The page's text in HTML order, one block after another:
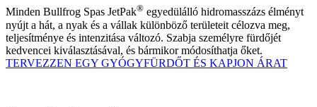
Minden Bullfrog Spas JetPak® egyedülálló hidromasszázs élményt
nyújt a hát, a nyak és a vállak különböző területeit célozva meg,
teljesítménye és intenzitása változó. Szabja személyre fürdőjét
kedvencei kiválasztásával, és bármikor módosíthatja őket.
TERVEZZEN EGY GYÓGYFÜRDŐT ÉS KAPJON ÁRAT